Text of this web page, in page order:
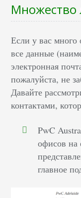
Множество
Если у вас много
все данные
электронная
пожалуйста, не
Давайте
контактами,
PwC
офисов на
главное